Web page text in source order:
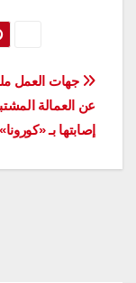
تصفّح
المقالات
جهات العمل
عن العمالة
إصابتها بـ «كورونا»